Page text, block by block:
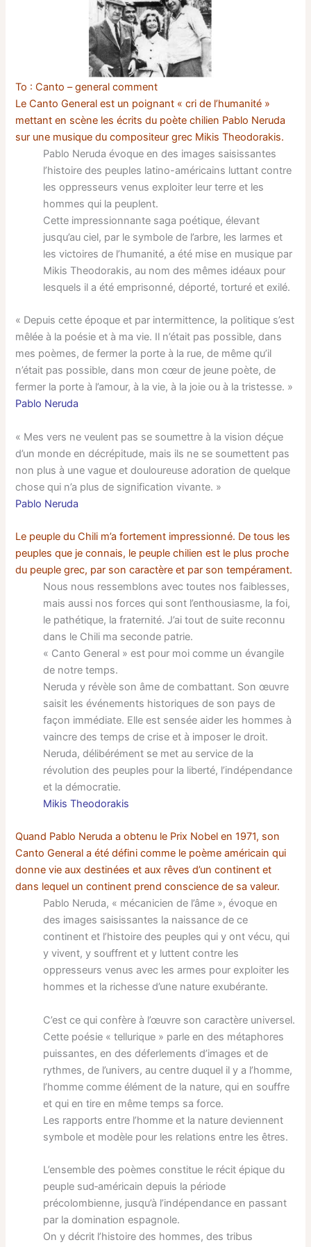
To :Canto – general comment
Le Canto General est un poignant « cri de l’humanité »
mettant en scène les écrits du poète chilien Pablo Neruda
sur une musique du compositeur grec Mikis Theodorakis.
Pablo Neruda évoque en des images saisissantes
l’histoire des peuples latino-américains luttant contre
les oppresseurs venus exploiter leur terre et les
hommes qui la peuplent.
Cette impressionnante saga poétique, élevant
jusqu’au ciel, par le symbole de l’arbre, les larmes et
les victoires de l’humanité, a été mise en musique par
Mikis Theodorakis, au nom des mêmes idéaux pour
lesquels il a été emprisonné, déporté, torturé et exilé.
« Depuis cette époque et par intermittence, la politique s’est
mêlée à la poésie et à ma vie. Il n’était pas possible, dans
mes poèmes, de fermer la porte à la rue, de même qu’il
n’était pas possible, dans mon cœur de jeune poète, de
fermer la porte à l’amour, à la vie, à la joie ou à la tristesse. »
Pablo Neruda
« Mes vers ne veulent pas se soumettre à la vision déçue
d’un monde en décrépitude, mais ils ne se soumettent pas
non plus à une vague et douloureuse adoration de quelque
chose qui n’a plus de signification vivante. »
Pablo Neruda
Le peuple du Chili m’a fortement impressionné. De tous les
peuples que je connais, le peuple chilien est le plus proche
du peuple grec, par son caractère et par son tempérament.
Nous nous ressemblons avec toutes nos faiblesses,
mais aussi nos forces qui sont l’enthousiasme, la foi,
le pathétique, la fraternité. J’ai tout de suite reconnu
dans le Chili ma seconde patrie.
« Canto General » est pour moi comme un évangile
de notre temps.
Neruda y révèle son âme de combattant. Son œuvre
saisit les événements historiques de son pays de
façon immédiate. Elle est sensée aider les hommes à
vaincre des temps de crise et à imposer le droit.
Neruda, délibérément se met au service de la
révolution des peuples pour la liberté, l’indépendance
et la démocratie.
Mikis Theodorakis
Quand Pablo Neruda a obtenu le Prix Nobel en 1971, son
Canto General a été défini comme le poème américain qui
donne vie aux destinées et aux rêves d’un continent et
dans lequel un continent prend conscience de sa valeur.
Pablo Neruda, « mécanicien de l’âme », évoque en
des images saisissantes la naissance de ce
continent et l’histoire des peuples qui y ont vécu, qui
y vivent, y souffrent et y luttent contre les
oppresseurs venus avec les armes pour exploiter les
hommes et la richesse d’une nature exubérante.
C’est ce qui confère à l’œuvre son caractère universel.
Cette poésie « tellurique » parle en des métaphores
puissantes, en des déferlements d’images et de
rythmes, de l’univers, au centre duquel il y a l’homme,
l’homme comme élément de la nature, qui en souffre
et qui en tire en même temps sa force.
Les rapports entre l’homme et la nature deviennent
symbole et modèle pour les relations entre les êtres.
L’ensemble des poèmes constitue le récit épique du
peuple sud‐américain depuis la période
précolombienne, jusqu’à l’indépendance en passant
par la domination espagnole.
On y décrit l’histoire des hommes, des tribus